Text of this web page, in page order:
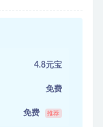
4.8元宝
免费
免费 推荐